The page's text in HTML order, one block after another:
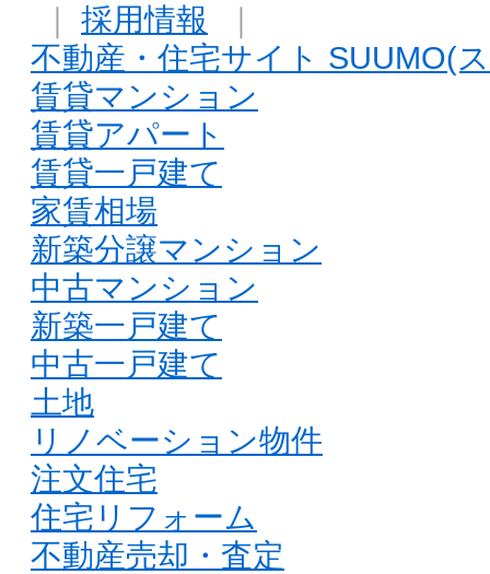
｜ 採用情報 ｜
不動産・住宅サイト SUUMO(
賃貸マンション
賃貸アパート
賃貸一戸建て
家賃相場
新築分譲マンション
中古マンション
新築一戸建て
中古一戸建て
土地
リノベーション物件
注文住宅
住宅リフォーム
不動産売却・査定